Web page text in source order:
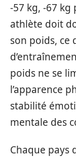
-57 kg, -67 kg
athlète doit
son poids, ce
poids ne se
l’apparence
stabilité
mentale des
Chaque pays